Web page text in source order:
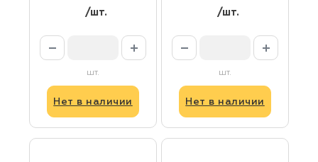
Onviz P17 ( 15
каналов)
/шт.
шт.
Нет в наличии
ONVIZ Черный
/шт.
шт.
Нет в наличии